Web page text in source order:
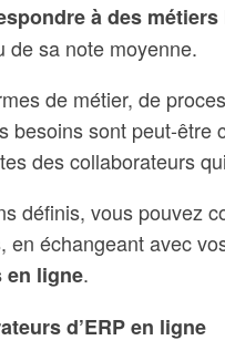
à des
de sa note moyenne.
de métier, de
sont peut-être
des collaborateurs
définis, vous pouvez
en échangeant avec
en ligne.
d’ERP en ligne